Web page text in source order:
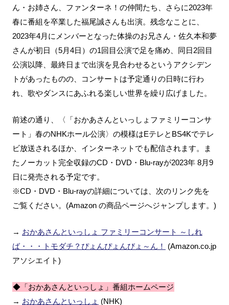
ん・お姉さん、ファンターネ！の仲間たち、さらに2023年
春に番組を卒業した福尾誠さんも出演。残念なことに、
2023年4月にメンバーとなった体操のお兄さん・佐久本和夢
さんが初日（5月4日）の1回目公演で足を痛め、同日2回目
公演以降、最終日まで出演を見合わせるというアクシデン
トがあったものの、コンサートは予定通りの日時に行わ
れ、歌やダンスにあふれる楽しい世界を繰り広げました。
前述の通り、〈「おかあさんといっしょファミリーコンサ
ート」春のNHKホール公演〉の模様はEテレとBS4Kでテレ
ビ放送されるほか、インターネットでも配信されます。ま
たノーカット完全収録のCD・DVD・Blu-rayが2023年 8月9
日に発売される予定です。
※CD・DVD・Blu-rayの詳細については、次のリンク先を
ご覧ください。(Amazon の商品ページへジャンプします。)
→ おかあさんといっしょ ファミリーコンサート ～しれ
ば・・・トモダチ？ぴょんぴょんびょ～ん！
(Amazon.co.jp
アソシエイト)
◆「おかあさんといっしょ」番組ホームページ
→ おかあさんといっしょ (NHK)